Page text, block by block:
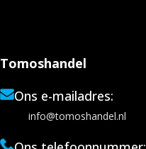
Tomoshandel
Ons e-mailadres:
info@tomoshandel.nl